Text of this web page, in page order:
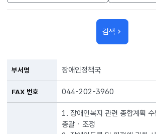
검색
부서명 장애인정책국
FAX 번호 044-202-3960
1. 장애인복지 관련 종합계획
총괄ㆍ조정